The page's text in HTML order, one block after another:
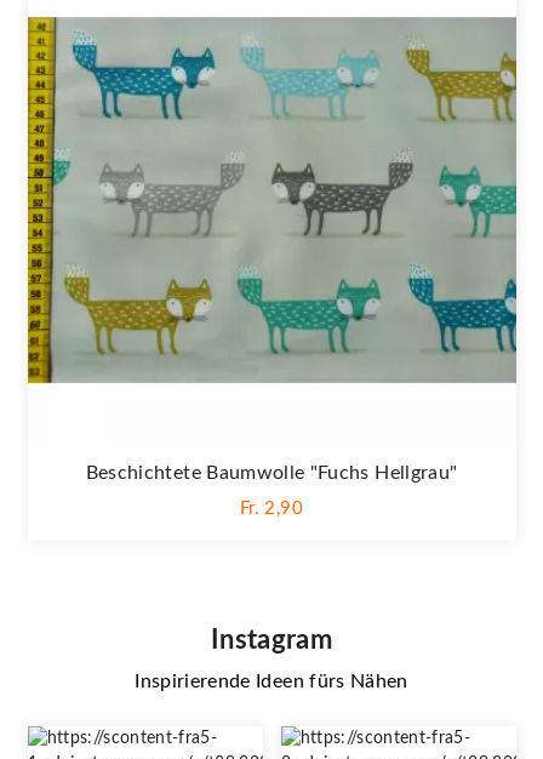
Beschichtete Baumwolle "Fuchs Hellgrau"
Fr. 2,90
Instagram
Inspirierende Ideen fürs Nähen